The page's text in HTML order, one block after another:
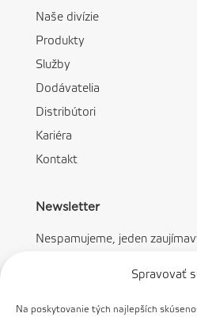
Spravovať
Na poskytovanie tých najlepších
Naše divízie
Produkty
Služby
Dodávatelia
Distribútori
Kariéra
Kontakt
Newsletter
Nespamujeme, jeden